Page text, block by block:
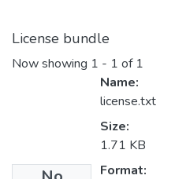
License bundle
Now showing 1 - 1 of 1
Name:
license.txt
Size:
1.71 KB
Format: